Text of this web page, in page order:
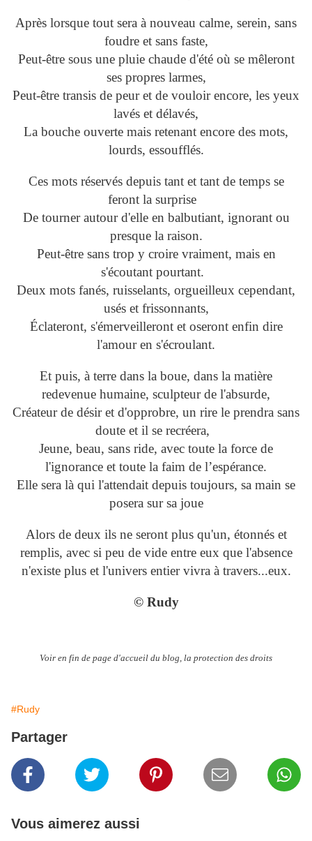
Après lorsque tout sera à nouveau calme, serein, sans
foudre et sans faste,
Peut-être sous une pluie chaude d'été où se mêleront
ses propres larmes,
Peut-être transis de peur et de vouloir encore, les yeux
lavés et délavés,
La bouche ouverte mais retenant encore des mots,
lourds, essoufflés.
Ces mots réservés depuis tant et tant de temps se
feront la surprise
De tourner autour d'elle en balbutiant, ignorant ou
presque la raison.
Peut-être sans trop y croire vraiment, mais en
s'écoutant pourtant.
Deux mots fanés, ruisselants, orgueilleux cependant,
usés et frissonnants,
Éclateront, s'émerveilleront et oseront enfin dire
l'amour en s'écroulant.
Et puis, à terre dans la boue, dans la matière
redevenue humaine, sculpteur de l'absurde,
Créateur de désir et d'opprobre, un rire le prendra sans
doute et il se recréera,
Jeune, beau, sans ride, avec toute la force de
l'ignorance et toute la faim de l’espérance.
Elle sera là qui l'attendait depuis toujours, sa main se
posera sur sa joue
Alors de deux ils ne seront plus qu'un, étonnés et
remplis, avec si peu de vide entre eux que l'absence
n'existe plus et l'univers entier vivra à travers...eux.
© Rudy
Voir en fin de page d'accueil du blog, la protection des droits
#Rudy
Partager
Vous aimerez aussi